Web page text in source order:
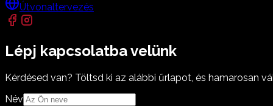
Útvonaltervezés
Lépj kapcsolatba velünk
Kérdésed van? Töltsd ki az alábbi űrlapot, és hamarosan
Név